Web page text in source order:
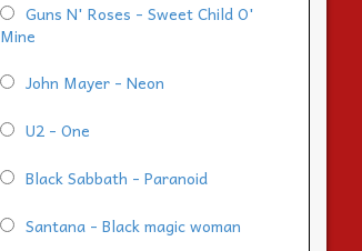
Guns N' Roses - Sweet Child O'
Mine
John Mayer - Neon
U2 - One
Black Sabbath - Paranoid
Santana - Black magic woman